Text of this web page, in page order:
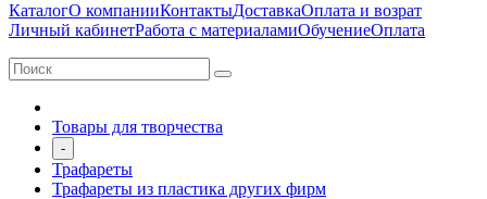
КаталогО компанииКонтактыДоставкаОплата и возрат
Личный кабинетРабота с материаламиОбучениеОплата
Товары для творчества
-
Трафареты
Трафареты из пластика других фирм